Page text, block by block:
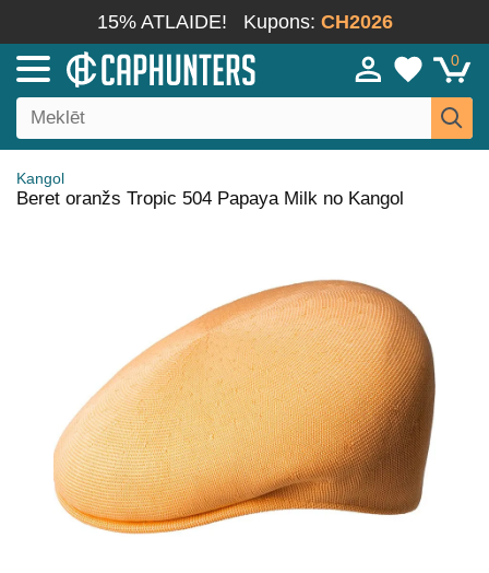
15% ATLAIDE! Kupons: CH2026
0
Kangol
Beret oranžs Tropic 504 Papaya Milk no Kangol